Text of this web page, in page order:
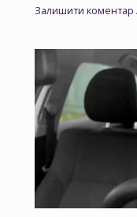
Залишити коментар